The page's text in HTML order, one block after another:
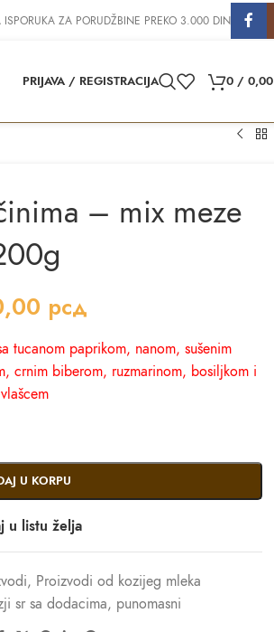
ISPORUKA ZA PORUDŽBINE PREKO 3.000 DIN
PRIJAVA / REGISTRACIJA 0 / 0,00
– mix meze
рсд
tucanom paprikom, nanom, sušenim
crnim biberom, ruzmarinom, bosiljkom i
vlašcem
U KORPU
u listu želja
, Proizvodi od kozijeg mleka
sr sa dodacima, punomasni